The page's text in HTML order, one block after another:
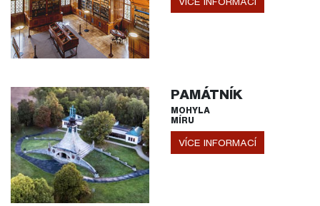
PAMÁTNÍK
MOHYLA
MÍRU
VÍCE INFORMACÍ